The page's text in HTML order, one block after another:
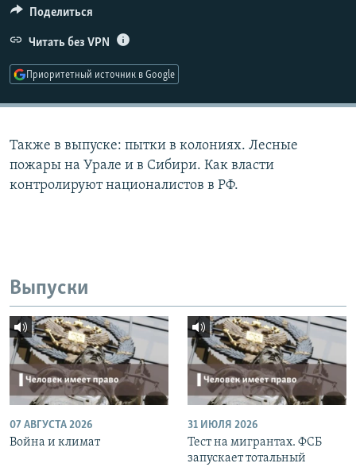
Все сайты РСЕ/РС
Поделиться
Читать без VPN
Приоритетный источник в Google
Также в выпуске: пытки в колониях. Лесные
пожары на Урале и в Сибири. Как власти
контролируют националистов в РФ.
Выпуски
07 АВГУСТА 2026
Война и климат
31 ИЮЛЯ 2026
Тест на мигрантах. ФСБ
запускает тотальный